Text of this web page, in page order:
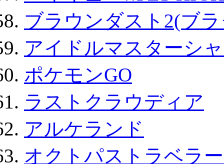
ブラウンダスト2(ブ
アイドルマスターシ
ポケモンGO
ラストクラウディア
アルケランド
オクトパストラベラ